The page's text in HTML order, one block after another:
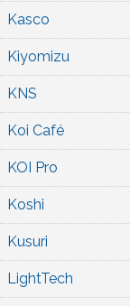
Kasco
Kiyomizu
KNS
Koi Café
KOI Pro
Koshi
Kusuri
LightTech